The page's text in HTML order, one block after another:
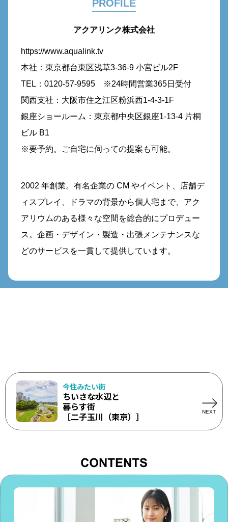
PROFILE
アクアリンク株式会社
https://www.aqualink.tv
本社：東京都台東区浅草3-36-9 小宮ビル2F
TEL：0120-57-9595 ※24時間営業365日受付
関西支社：大阪市住之江区粉浜西1-4-3-1F
銀座ショールーム：東京都中央区銀座1-13-4 片桐
ビル B1
※要予約。ご自宅に伺っての提案も可能。
2002 年創業。有名企業の CM やイベント、店舗デ
ィスプレイ、ドラマの背景から個人宅まで、アク
アリウムのある様々な空間を総合的にプロデュー
ス。企画・デザイン・製造・出張メンテナンスな
どのサービスを一貫して提供しています。
今住みたい街
ちいさな水辺と
暮らす街
［二子玉川（東京）］